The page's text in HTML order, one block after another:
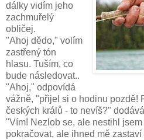
dálky vidím jeho
zachmuřelý
obličej.
"Ahoj dědo," volím
zastřený tón
hlasu. Tuším, co
bude následovat..
"Ahoj," odpovídá
vážně, "přijel si o hodinu pozdě!
českých králů - to nevíš?"
"Vím! Nezlob se, ale nestihl
pokračovat, ale ihned mě